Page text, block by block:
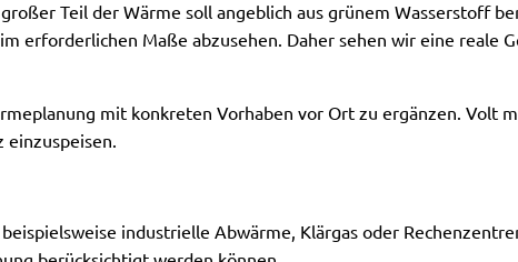
Teil der Wärme soll angeblich aus grünem Wasserstoff
erforderlichen Maße abzusehen. Daher sehen wir eine reale
mit konkreten Vorhaben vor Ort zu ergänzen.
einzuspeisen.
industrielle Abwärme, Klärgas oder